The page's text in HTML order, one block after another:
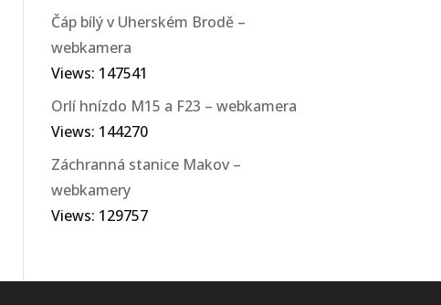
Čáp bílý v Uherském Brodě –
webkamera
Views: 147541
Orlí hnízdo M15 a F23 – webkamera
Views: 144270
Záchranná stanice Makov –
webkamery
Views: 129757